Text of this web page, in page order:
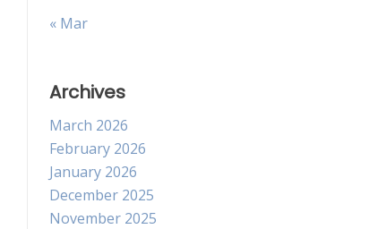
« Mar
Archives
March 2026
February 2026
January 2026
December 2025
November 2025